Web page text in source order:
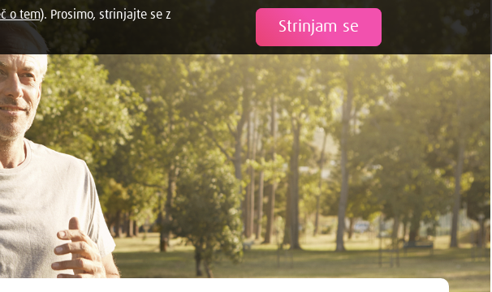
Strinjam se
o tem). Prosimo, strinjajte se z
Tweet